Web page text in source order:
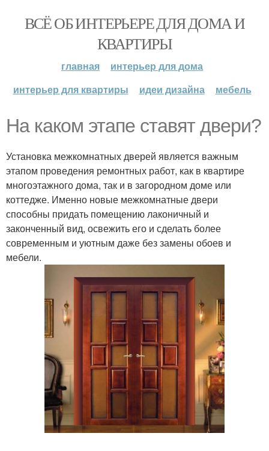
ВСЁ ОБ ИНТЕРЬЕРЕ ДЛЯ ДОМА И
КВАРТИРЫ
главная
интерьер для дома
интерьер для квартиры
идеи дизайна мебель
На каком этапе ставят двери?
Установка межкомнатных дверей является важным
этапом проведения ремонтных работ, как в квартире
многоэтажного дома, так и в загородном доме или
коттедже. Именно новые межкомнатные двери
способны придать помещению лаконичный и
законченный вид, освежить его и сделать более
современным и уютным даже без замены обоев и
мебели.